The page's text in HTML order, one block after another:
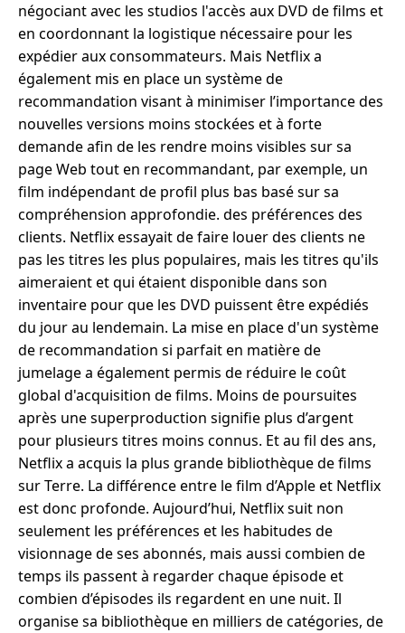
négociant avec les studios l'accès aux DVD de films et
en coordonnant la logistique nécessaire pour les
expédier aux consommateurs. Mais Netflix a
également mis en place un système de
recommandation visant à minimiser l’importance des
nouvelles versions moins stockées et à forte
demande afin de les rendre moins visibles sur sa
page Web tout en recommandant, par exemple, un
film indépendant de profil plus bas basé sur sa
compréhension approfondie. des préférences des
clients. Netflix essayait de faire louer des clients ne
pas les titres les plus populaires, mais les titres qu'ils
aimeraient et qui étaient disponible dans son
inventaire pour que les DVD puissent être expédiés
du jour au lendemain. La mise en place d'un système
de recommandation si parfait en matière de
jumelage a également permis de réduire le coût
global d'acquisition de films. Moins de poursuites
après une superproduction signifie plus d’argent
pour plusieurs titres moins connus. Et au fil des ans,
Netflix a acquis la plus grande bibliothèque de films
sur Terre. La différence entre le film d’Apple et Netflix
est donc profonde. Aujourd’hui, Netflix suit non
seulement les préférences et les habitudes de
visionnage de ses abonnés, mais aussi combien de
temps ils passent à regarder chaque épisode et
combien d’épisodes ils regardent en une nuit. Il
organise sa bibliothèque en milliers de catégories, de